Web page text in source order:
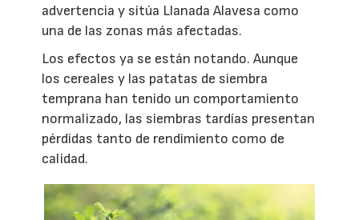
advertencia y sitúa Llanada Alavesa como
una de las zonas más afectadas.
Los efectos ya se están notando. Aunque
los cereales y las patatas de siembra
temprana han tenido un comportamiento
normalizado, las siembras tardías presentan
pérdidas tanto de rendimiento como de
calidad.